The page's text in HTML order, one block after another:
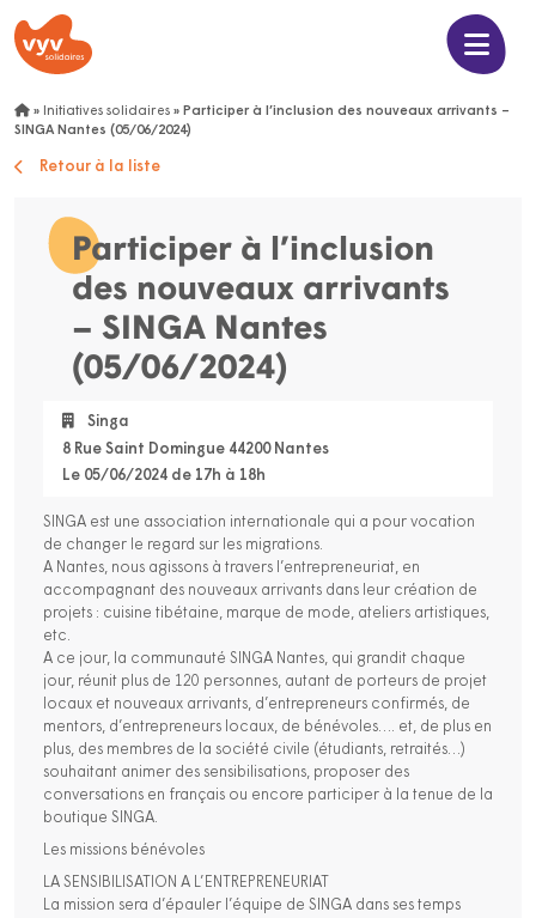
» Initiatives solidaires » Participer à l’inclusion des nouveaux arrivants –
SINGA Nantes (05/06/2024)
Retour à la liste
Participer à l’inclusion
des nouveaux arrivants
– SINGA Nantes
(05/06/2024)
Singa
8 Rue Saint Domingue 44200 Nantes
Le 05/06/2024 de 17h à 18h
SINGA est une association internationale qui a pour vocation
de changer le regard sur les migrations.
A Nantes, nous agissons à travers l’entrepreneuriat, en
accompagnant des nouveaux arrivants dans leur création de
projets : cuisine tibétaine, marque de mode, ateliers artistiques,
etc.
A ce jour, la communauté SINGA Nantes, qui grandit chaque
jour, réunit plus de 120 personnes, autant de porteurs de projet
locaux et nouveaux arrivants, d’entrepreneurs confirmés, de
mentors, d’entrepreneurs locaux, de bénévoles…. et, de plus en
plus, des membres de la société civile (étudiants, retraités…)
souhaitant animer des sensibilisations, proposer des
conversations en français ou encore participer à la tenue de la
boutique SINGA.
Les missions bénévoles
LA SENSIBILISATION A L’ENTREPRENEURIAT
La mission sera d’épauler l’équipe de SINGA dans ses temps